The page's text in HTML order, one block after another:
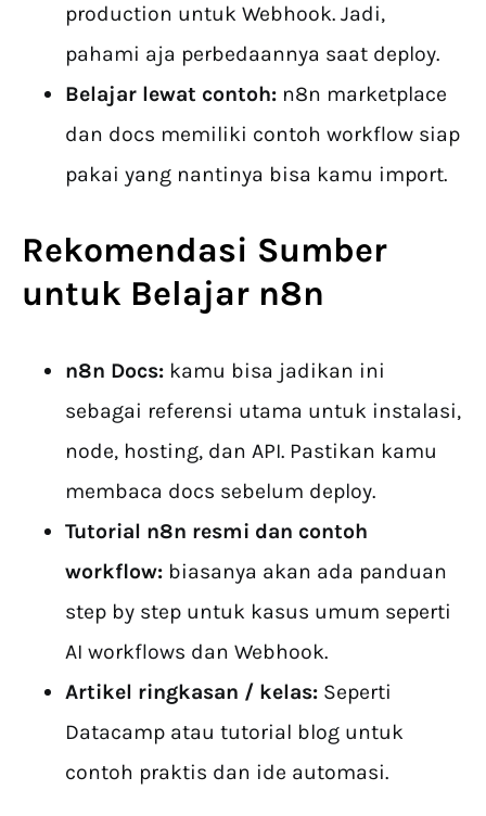
production untuk Webhook. Jadi,
pahami aja perbedaannya saat deploy.
Belajar lewat contoh: n8n marketplace
dan docs memiliki contoh workflow siap
pakai yang nantinya bisa kamu import.
Rekomendasi Sumber
untuk Belajar n8n
n8n Docs: kamu bisa jadikan ini
sebagai referensi utama untuk instalasi,
node, hosting, dan API. Pastikan kamu
membaca docs sebelum deploy.
Tutorial n8n resmi dan contoh
workflow: biasanya akan ada panduan
step by step untuk kasus umum seperti
AI workflows dan Webhook.
Artikel ringkasan / kelas: Seperti
Datacamp atau tutorial blog untuk
contoh praktis dan ide automasi.